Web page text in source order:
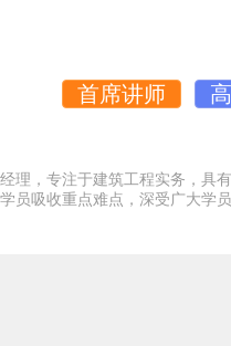
首席讲师
理，专注于建筑工程实务，具
员吸收重点难点，深受广大学